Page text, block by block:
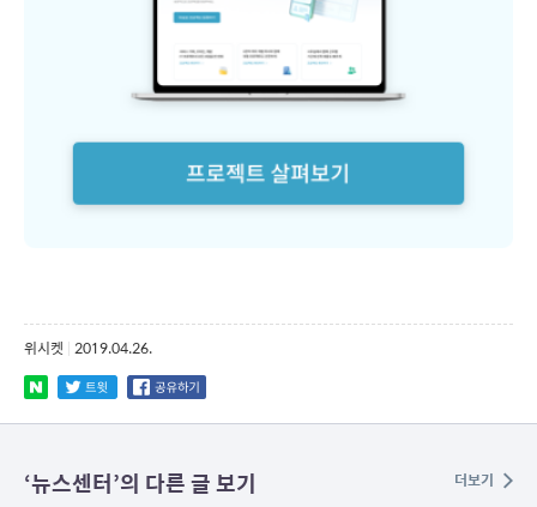
위시켓 2019.04.26.
‘뉴스센터 ’의 다른 글 보기 더보기